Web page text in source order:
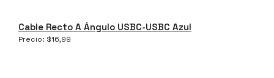
Cable Recto A Ángulo USBC-USBC Azul
Precio: $16,99